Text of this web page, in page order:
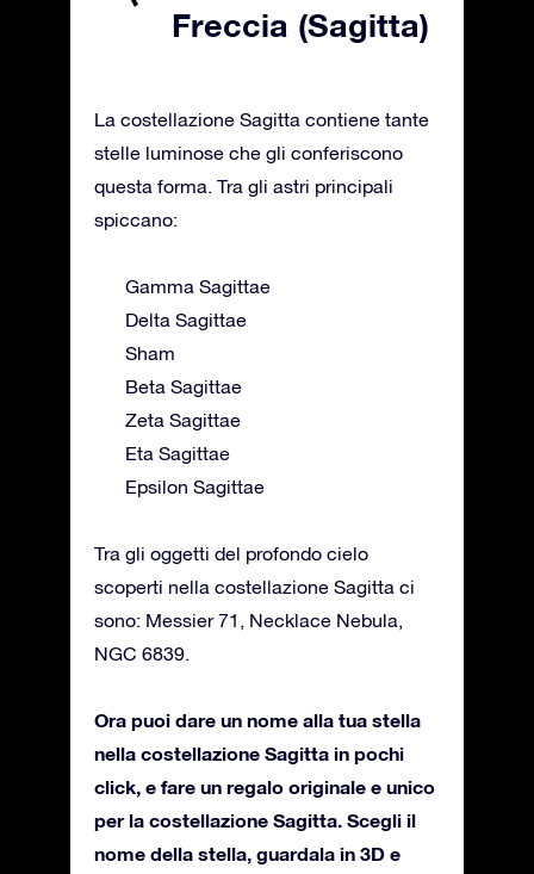
Freccia (Sagitta)
La costellazione Sagitta contiene tante
stelle luminose che gli conferiscono
questa forma. Tra gli astri principali
spiccano:
Gamma Sagittae
Delta Sagittae
Sham
Beta Sagittae
Zeta Sagittae
Eta Sagittae
Epsilon Sagittae
Tra gli oggetti del profondo cielo
scoperti nella costellazione Sagitta ci
sono: Messier 71, Necklace Nebula,
NGC 6839.
Ora puoi dare un nome alla tua stella
nella costellazione Sagitta in pochi
click, e fare un regalo originale e unico
per la costellazione Sagitta. Scegli il
nome della stella, guardala in 3D e